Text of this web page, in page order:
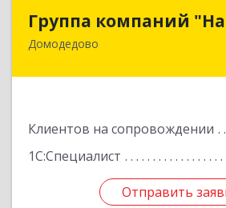
Группа компаний
Домодедово
Клиентов на сопровождении
1С:Специалист
Отправить
Группа компаний
142001, Московская
Отправить